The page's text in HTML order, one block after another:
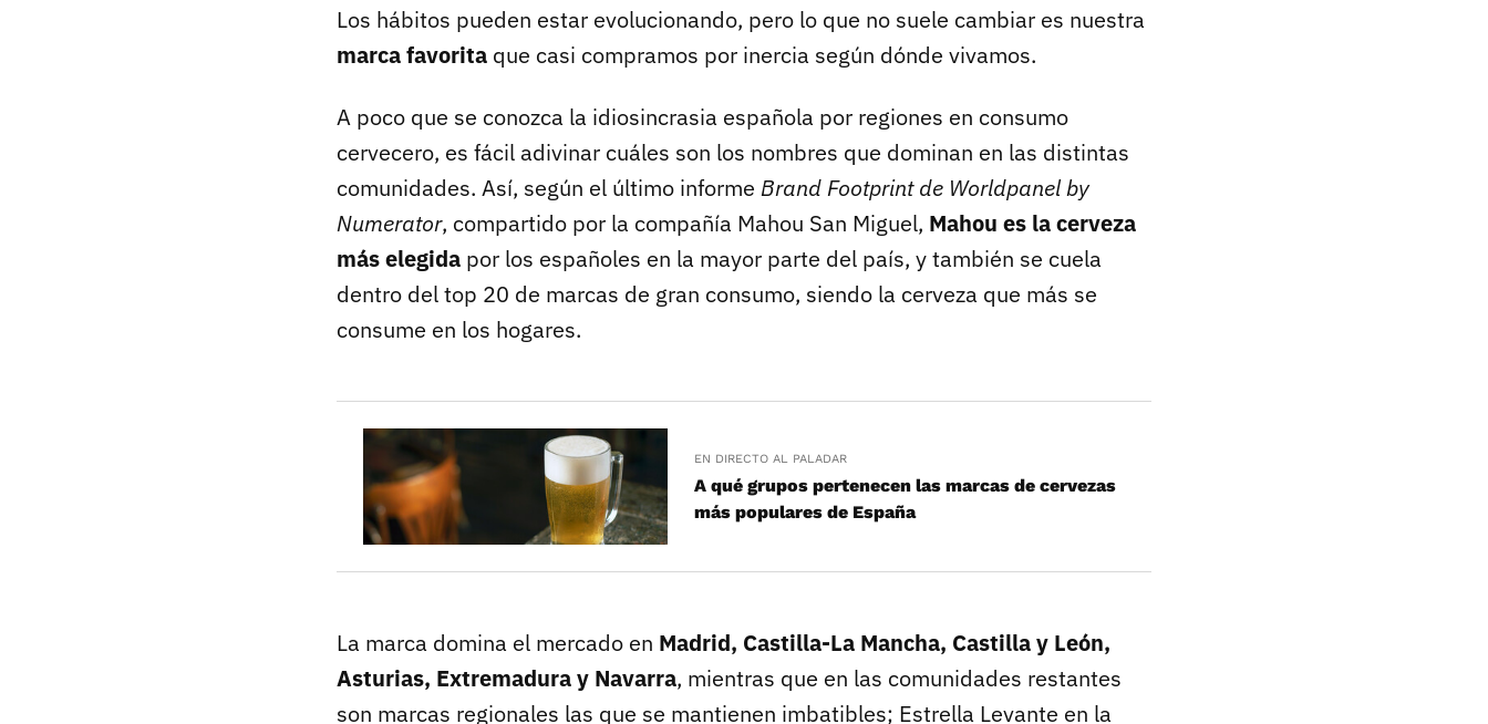
Los hábitos pueden estar evolucionando, pero lo que no suele cambiar es nuestra
marca favorita que casi compramos por inercia según dónde vivamos.
A poco que se conozca la idiosincrasia española por regiones en consumo
cervecero, es fácil adivinar cuáles son los nombres que dominan en las distintas
comunidades. Así, según el último informe Brand Footprint de Worldpanel by
Numerator, compartido por la compañía Mahou San Miguel, Mahou es la cerveza
más elegida por los españoles en la mayor parte del país, y también se cuela
dentro del top 20 de marcas de gran consumo, siendo la cerveza que más se
consume en los hogares.
EN DIRECTO AL PALADAR
A qué grupos pertenecen las marcas de cervezas
más populares de España
La marca domina el mercado en Madrid, Castilla-La Mancha, Castilla y León,
Asturias, Extremadura y Navarra, mientras que en las comunidades restantes
son marcas regionales las que se mantienen imbatibles; Estrella Levante en la